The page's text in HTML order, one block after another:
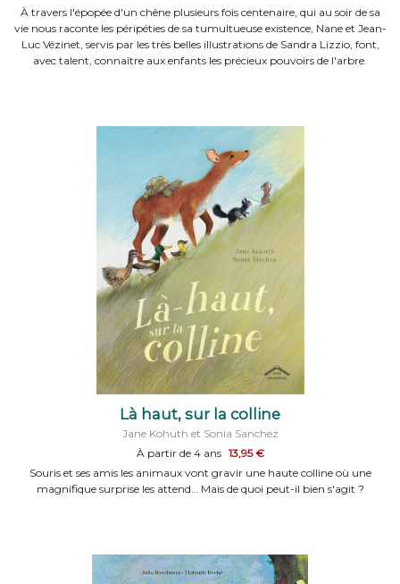
À travers l'épopée d'un chêne plusieurs fois centenaire, qui au soir de sa
vie nous raconte les péripéties de sa tumultueuse existence, Nane et Jean-
Luc Vézinet, servis par les très belles illustrations de Sandra Lizzio, font,
avec talent, connaître aux enfants les précieux pouvoirs de l'arbre.
Là haut, sur la colline
Jane Kohuth et Sonia Sanchez
À partir de 4 ans 13,95 €
Souris et ses amis les animaux vont gravir une haute colline où une
magnifique surprise les attend… Mais de quoi peut-il bien s'agit ?